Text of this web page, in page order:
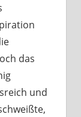
das
und